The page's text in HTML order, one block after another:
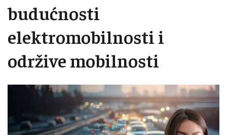
budućnosti
elektromobilnosti i
održive mobilnosti